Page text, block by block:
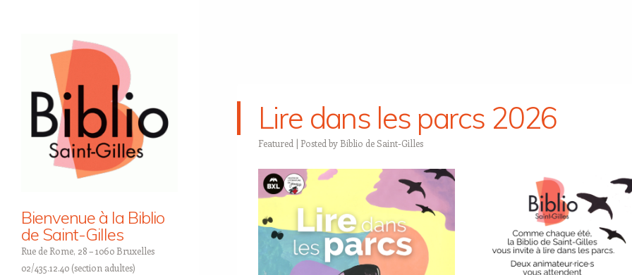
Bienvenue à la Biblio
de Saint-Gilles
Rue de Rome, 28 – 1060 Bruxelles
02/435.12.40 (section adultes)
Lire dans les parcs 2026
Featured | Posted by Biblio de Saint-Gilles